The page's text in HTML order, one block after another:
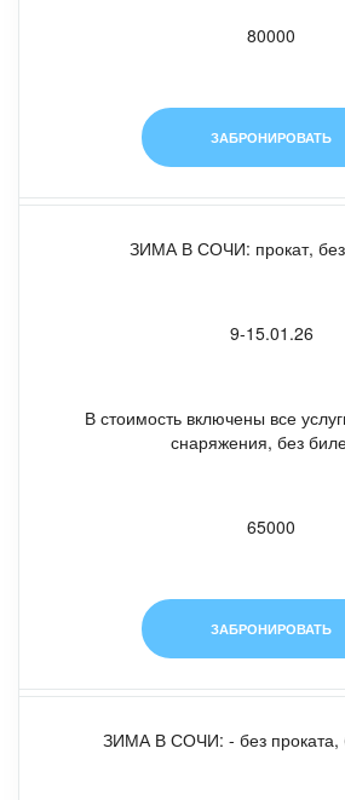
80000
ЗАБРОНИРОВАТЬ
ЗИМА В СОЧИ: прокат,
9-15.01.26
В стоимость включены все
снаряжения, без
65000
ЗАБРОНИРОВАТЬ
ЗИМА В СОЧИ: - без проката,